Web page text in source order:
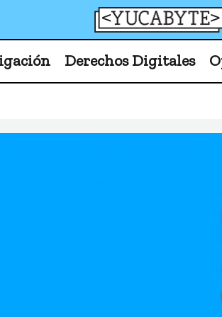
YucaByte
Derechos Digitales